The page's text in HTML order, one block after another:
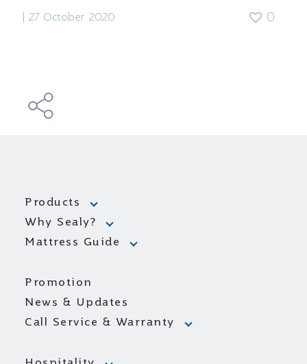
27 October 2020 0
Products
Why Sealy?
Mattress Guide
Promotion
News & Updates
Call Service & Warranty